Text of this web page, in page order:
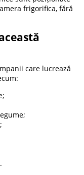
frigorifica, fără
care lucrează